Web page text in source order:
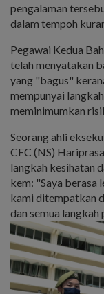
pengalaman
dalam tempoh
Pegawai Kedua
telah menyatakan
yang "bagus"
mempunyai
meminimumkan
Seorang ahli
CFC (NS)
langkah kesihatan
kem: "Saya berasa
kami ditempatkan
dan semua